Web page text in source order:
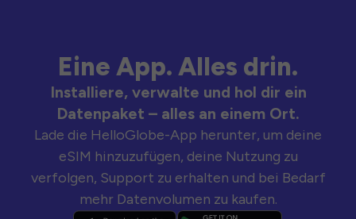
Eine App. Alles drin.
Installiere, verwalte und hol dir ein
Datenpaket – alles an einem Ort.
Lade die HelloGlobe-App herunter, um deine
eSIM hinzuzufügen, deine Nutzung zu
verfolgen, Support zu erhalten und bei Bedarf
mehr Datenvolumen zu kaufen.